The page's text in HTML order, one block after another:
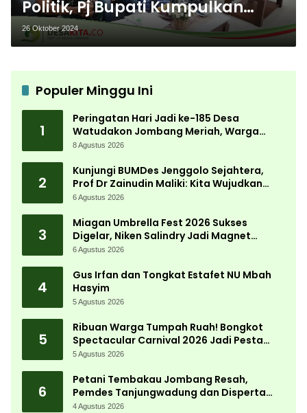
Politik, Pj Bupati Kumpulkan
Seluruh Kades di Jombang
26 Oktober 2024
Populer Minggu Ini
1
Peringatan Hari Jadi ke-185 Desa
Watudakon Jombang Meriah, Warga
Tumpek Blek Padati Karnaval Budaya
8 Agustus 2026
2
Kunjungi BUMDes Jenggolo Sejahtera,
Prof Dr Zainudin Maliki: Kita Wujudkan
Kemandirian Ekonomi dengan Potensi
6 Agustus 2026
3
Miagan Umbrella Fest 2026 Sukses
Digelar, Niken Salindry Jadi Magnet
Ribuan Pengunjung
6 Agustus 2026
4
Gus Irfan dan Tongkat Estafet NU Mbah
Hasyim
5 Agustus 2026
5
Ribuan Warga Tumpah Ruah! Bongkot
Spectacular Carnival 2026 Jadi Pesta
Kemerdekaan Terbesar di Peterongan
5 Agustus 2026
6
Petani Tembakau Jombang Resah,
Pemdes Tanjungwadung dan Disperta
Bergerak Cepat
4 Agustus 2026